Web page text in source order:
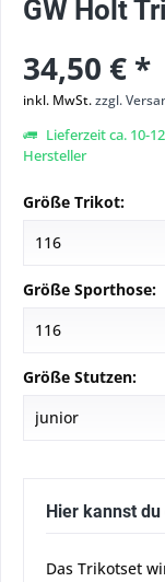
GW Holt
34,50 € *
inkl. MwSt.zzgl.
Lieferzeit ca. 10-
Hersteller
Größe Trikot:
Größe Sporthose:
Größe Stutzen:
Hier kannst
Das Trikotset